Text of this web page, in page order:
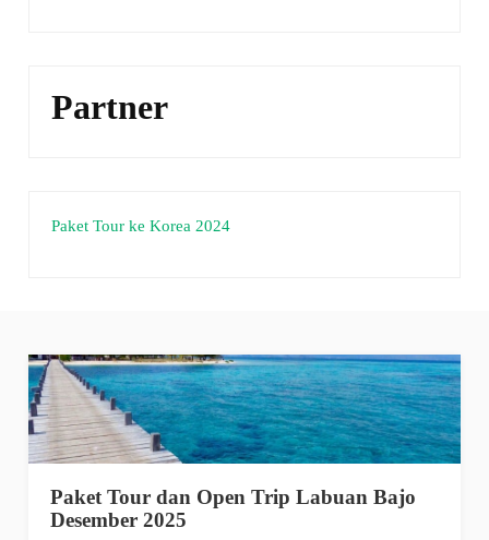
Partner
Paket Tour ke Korea 2024
Paket Tour dan Open Trip Labuan Bajo
Desember 2025